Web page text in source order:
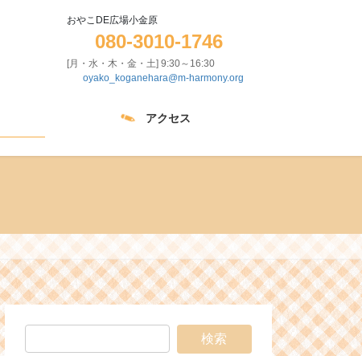
おやこDE広場小金原
080-3010-1746
[月・水・木・金・土] 9:30～16:30
oyako_koganehara@m-harmony.org
アクセス